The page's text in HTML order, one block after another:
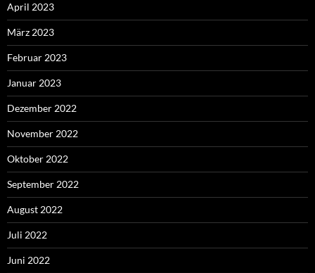
April 2023
März 2023
Februar 2023
Januar 2023
Dezember 2022
November 2022
Oktober 2022
September 2022
August 2022
Juli 2022
Juni 2022